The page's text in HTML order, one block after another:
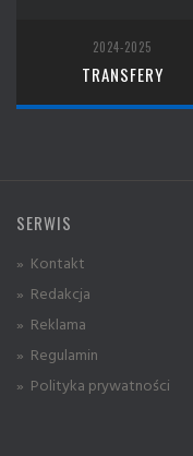
2024-2025
TRANSFERY
SERWIS
» Kontakt
» Redakcja
» Reklama
» Regulamin
» Polityka prywatności